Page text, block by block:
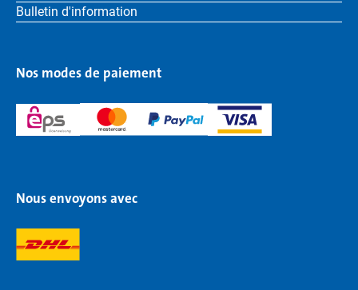
Bulletin d'information
Nos modes de paiement
Nous envoyons avec